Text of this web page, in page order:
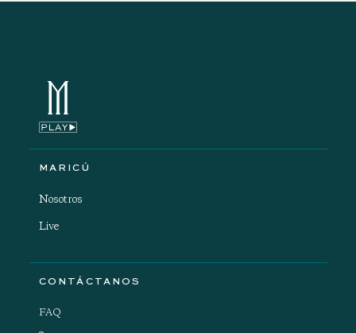
MARICÚ
Nosotros
Live
CONTÁCTANOS
FAQ